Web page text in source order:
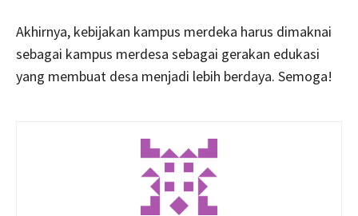
Akhirnya, kebijakan kampus merdeka harus dimaknai
sebagai kampus merdesa sebagai gerakan edukasi
yang membuat desa menjadi lebih berdaya. Semoga!